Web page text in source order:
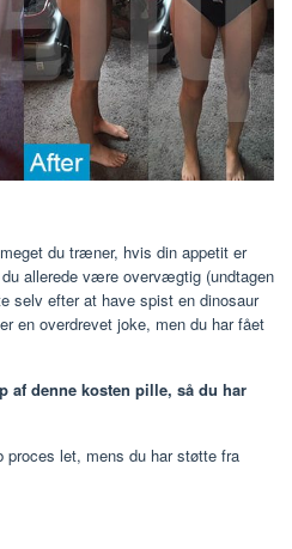
du træner, hvis din appetit er
allerede være overvægtig (undtagen
selv efter at have spist en dinosaur
en overdrevet joke, men du har fået
denne kosten pille, så du har
let, mens du har støtte fra